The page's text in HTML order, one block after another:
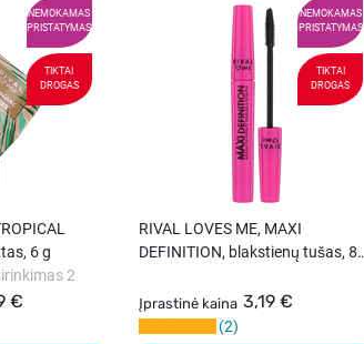
NEMOKAMAS
PRISTATYMAS
TIKTAI
DROGAS
6 g
€
2
NEMOKAMAS
PRISTATYMAS
TIKTAI
DROGAS
RIVAL LOVES ME, MAXI
DEFINITION, blakstienų tušas, 8
Įprastinė kaina 3,19 €
2